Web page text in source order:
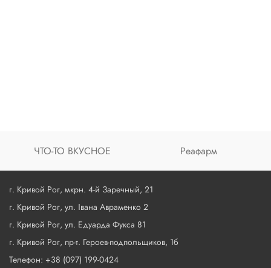
ЧТО-ТО ВКУСНОЕ Реафарм
г. Кривой Рог, мкрн. 4-й Заречный, 21
г. Кривой Рог, ул. Івана Авраменко 2
г. Кривой Рог, ул. Едуарда Фукса 81
г. Кривой Рог, пр-т. Героев-подпольщиков, 1б
Телефон: +38 (097) 199-0424